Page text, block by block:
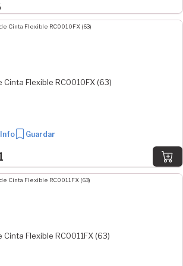
Cinta Flexible RC0010FX (63)
Guardar
Cinta Flexible RC0011FX (63)